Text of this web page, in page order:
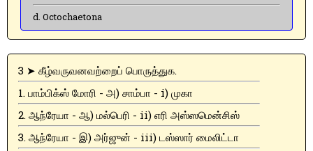
d. Octochaetona
3 ➤ கீழ்வருவனவற்றைப் பொருத்துக.
1. பாம்பிக்ஸ் மோரி - அ) சாம்பா - i) முகா
2. ஆந்ரேயா - ஆ) மல்பெரி - ii) எரி அஸ்ஸமென்சிஸ்
3. ஆந்ரேயா - இ) அர்ஜுன் - iii) டஸ்ஸார் மைலிட்டா